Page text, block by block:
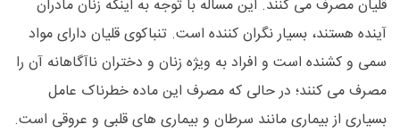
قلیان مصرف می کنند. این مساله با توجه به اینکه زنان مادران
آینده هستند، بسیار نگران کننده است. تنباکوی قلیان دارای مواد
سمی و کشنده است و افراد به ویژه زنان و دختران ناآگاهانه آن را
مصرف می کنند؛ در حالی که مصرف این ماده خطرناک عامل
بسیاری از بیماری مانند سرطان و بیماری های قلبی و عروقی است.